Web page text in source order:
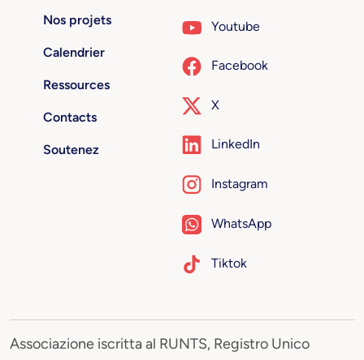
Nos projets
Calendrier
Ressources
Contacts
Soutenez
Youtube
Facebook
X
LinkedIn
Instagram
WhatsApp
Tiktok
Associazione iscritta al RUNTS, Registro Unico